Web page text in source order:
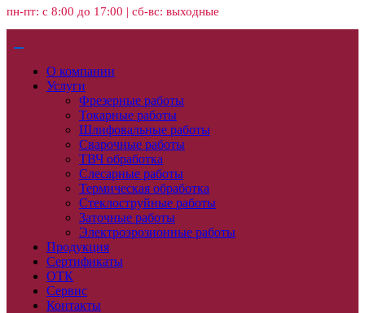
пн-пт: с 8:00 до 17:00 | сб-вс: выходные
О компании
Услуги
Фрезерные работы
Токарные работы
Шлифовальные работы
Сварочные работы
ТВЧ обработка
Слесарные работы
Термическая обработка
Стеклоструйные работы
Заточные работы
Электроэрозионные работы
Продукция
Сертификаты
ОТК
Сервис
Контакты